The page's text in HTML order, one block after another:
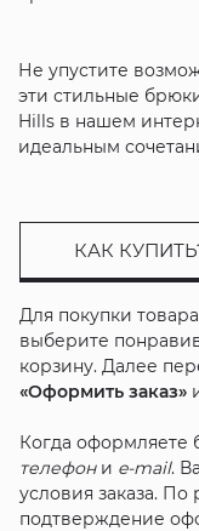
Не упустите
эти стильные
Hills в нашем
идеальным
КАК
Для покупки
выберите
корзину. Далее
«Оформить заказ»
Когда оформляете
телефони e-mail.
условия заказа. По
подтверждение